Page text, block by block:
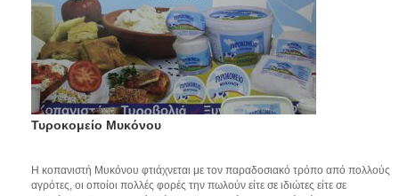
Τυροκομείο Μυκόνου
Η κοπανιστή Μυκόνου φτιάχνεται με τον παραδοσιακό τρόπο από πολλούς
αγρότες, οι οποίοι πολλές φορές την πωλούν είτε σε ιδιώτες είτε σε